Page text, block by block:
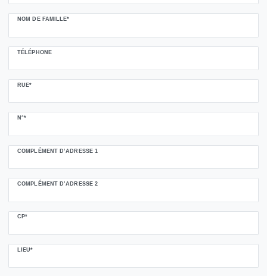
NOM DE FAMILLE*
TÉLÉPHONE
RUE*
N°*
COMPLÉMENT D’ADRESSE 1
COMPLÉMENT D’ADRESSE 2
CP*
LIEU*